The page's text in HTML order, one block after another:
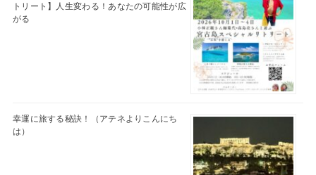
トリート】人生変わる！あなたの可能性が広
がる
幸運に旅する秘訣！（アテネよりこんにち
は）